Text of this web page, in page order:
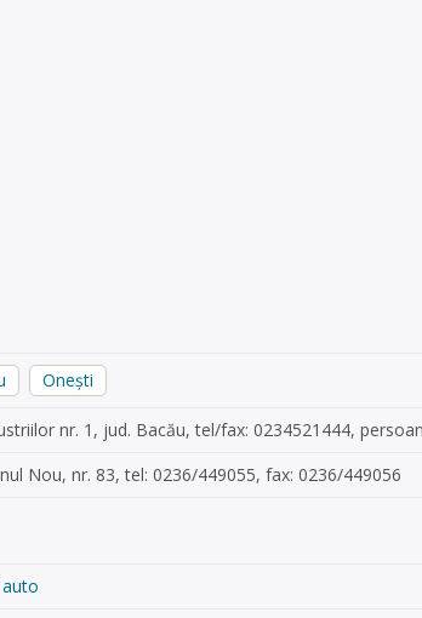
Onești
nr. 1, jud. Bacău, tel/fax: 0234521444,
Nou, nr. 83, tel: 0236/449055, fax: 0236/449056